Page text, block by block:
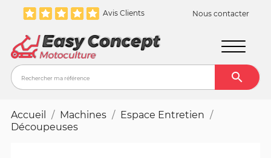
Avis Clients Nous contacter

Accueil Machines
Espace Entretien
Découpeuses